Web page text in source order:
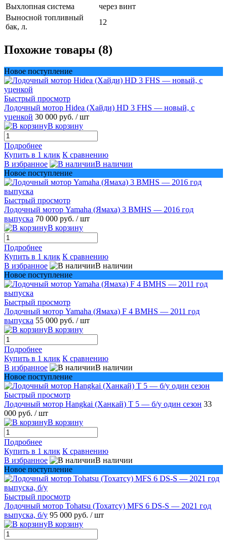
Выхлопная система
через винт
Выносной топливный
бак, л.
12
Похожие товары (8)
Новое поступление
Быстрый просмотр
Лодочный мотор Hidea (Хайди) HD 3 FHS — новый, с
уценкой 30 000 руб. / шт
В корзину
Подробнее
Купить в 1 клик К сравнению
В избранное
В наличии
Новое поступление
Быстрый просмотр
Лодочный мотор Yamaha (Ямаха) 3 BMHS — 2016 год
выпуска 70 000 руб. / шт
В корзину
Подробнее
Купить в 1 клик К сравнению
В избранное
В наличии
Новое поступление
Быстрый просмотр
Лодочный мотор Yamaha (Ямаха) F 4 BMHS — 2011 год
выпуска 55 000 руб. / шт
В корзину
Подробнее
Купить в 1 клик К сравнению
В избранное
В наличии
Новое поступление
Быстрый просмотр
Лодочный мотор Hangkai (Ханкай) T 5 — б/у один сезон 33
000 руб. / шт
В корзину
Подробнее
Купить в 1 клик К сравнению
В избранное
В наличии
Новое поступление
Быстрый просмотр
Лодочный мотор Tohatsu (Тохатсу) MFS 6 DS-S — 2021 год
выпуска, б/у 95 000 руб. / шт
В корзину